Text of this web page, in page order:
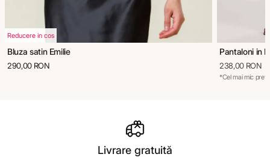
Reducere in cos
Bluza satin Emilie
290,00 RON
Pantaloni in
238,00 RON
*Cel mai mic preț
Livrare gratuită